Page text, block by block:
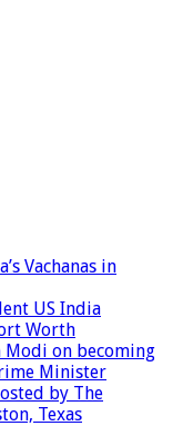
Vachanas in
US India
Worth
on becoming
Minister
by The
Texas